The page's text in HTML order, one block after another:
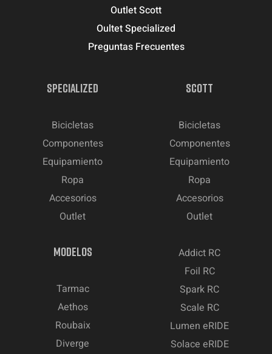
Outlet Scott
Oultet Specialized
Preguntas Frecuentes
SPECIALIZED
Bicicletas
Componentes
Equipamiento
Ropa
Accesorios
Outlet
SCOTT
Bicicletas
Componentes
Equipamiento
Ropa
Accesorios
Outlet
MODELOS
Tarmac
Aethos
Roubaix
Diverge
Addict RC
Foil RC
Spark RC
Scale RC
Lumen eRIDE
Solace eRIDE